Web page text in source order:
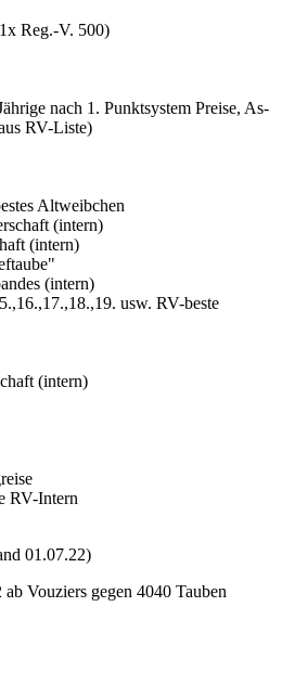
Reg.-V. 500)
nach 1. Punktsystem Preise, As-
RV-Liste)
Altweibchen
(intern)
(intern)
(intern)
usw. RV-beste
(intern)
RV-Intern
01.07.22)
Vouziers gegen 4040 Tauben